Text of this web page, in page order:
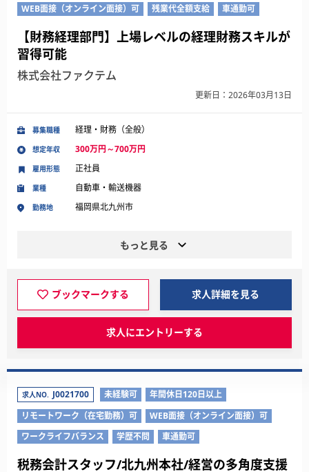
WEB面接（オンライン面接）可
残業代全額支給 車通勤可
【財務経理部門】上場レベルの経理財務スキルが
習得可能
株式会社ファクテム
更新日：2026年03月13日
募集職種 経理・財務（全般）
想定年収 300万円～700万円
業種 自動車・輸送機器
勤務地 福岡県北九州市
雇用形態 正社員
もっと見る
ブックマークする 求人詳細を見る
求人にエントリーする
求人NO. J0021700 未経験可
年間休日120日以上
リモートワーク（在宅勤務）可
WEB面接（オンライン面接）可
ワークライフバランス
学歴不問 車通勤可
税務会計スタッフ/北九州本社/経営の多角度支援